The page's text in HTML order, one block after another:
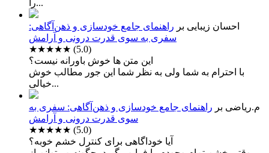
را...
احسان زیبایی بر راهنمای جامع خودسازی و ذهن‌آگاهی:
سفری به سوی قدرت درونی و آرامش
★★★★★ (5.0)
این متن ها خوش باورانه نیست؟
با احترام به شما ولی به نظر شما این جور مطالب خوش
خیالی...
م.ریاضی بر راهنمای جامع خودسازی و ذهن‌آگاهی: سفری به
سوی قدرت درونی و آرامش
★★★★★ (5.0)
آیا خوداگاهی برای کنترل خشم خوبه؟